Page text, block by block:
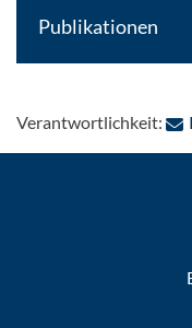
Publikationen
Verantwortlichkeit: